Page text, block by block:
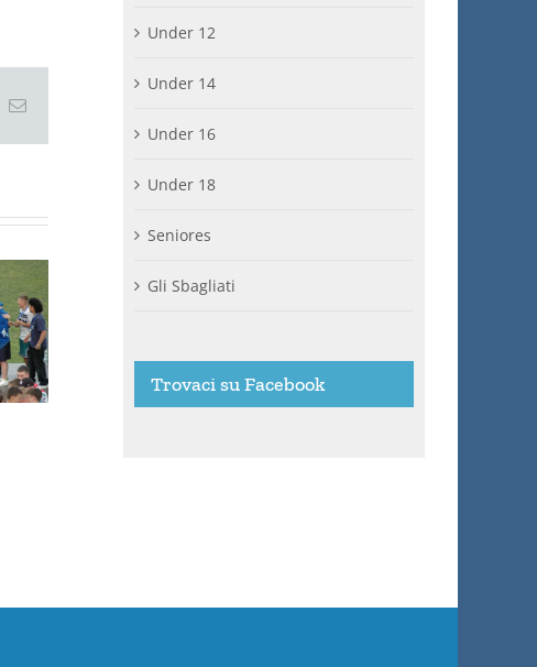
Email
Under 12
Under 14
Under 16
Under 18
Seniores
Gli Sbagliati
Trovaci su Facebook